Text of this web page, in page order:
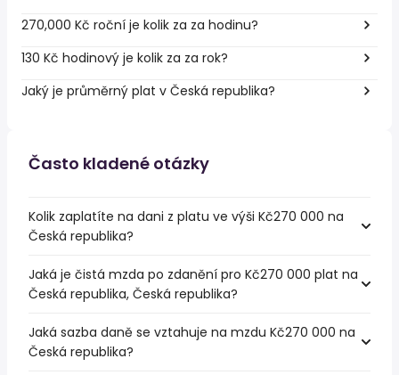
270,000 Kč roční je kolik za za hodinu?
130 Kč hodinový je kolik za za rok?
Jaký je průměrný plat v Česká republika?
Často kladené otázky
Kolik zaplatíte na dani z platu ve výši Kč270 000 na
Česká republika?
Jaká je čistá mzda po zdanění pro Kč270 000 plat na
Česká republika, Česká republika?
Jaká sazba daně se vztahuje na mzdu Kč270 000 na
Česká republika?